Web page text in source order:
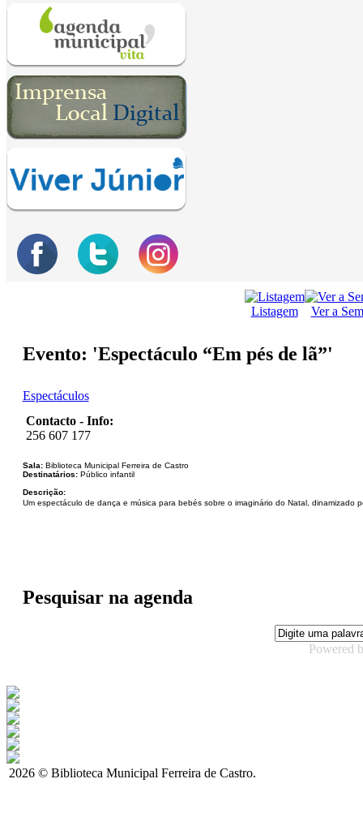
Listagem Ver a
Evento: 'Espectáculo “Em pés de lã”'
Espectáculos
Contacto - Info:
256 607 177
Sala: Biblioteca Municipal Ferreira de Castro
Destinatários: Público infantil
Descrição:
Um espectáculo de dança e música para bebés sobre o imaginário do Natal, dinamizado
Pesquisar na agenda
Powered
2026 © Biblioteca Municipal Ferreira de Castro.